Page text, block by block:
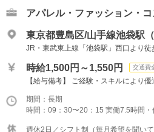
アパレル・ファッション・
東京都豊島区/山手線池袋駅（
JR・東武東上線「池袋駅」西口より徒
時給1,500円～1,550円 交通費
【給与備考】 ご経験・スキルにより
期間：長期
時間：09：30〜20：15 実働7.5時間
週休2日／シフト制（毎月希望を聞い